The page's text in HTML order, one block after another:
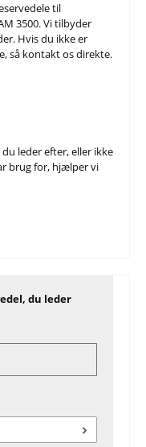
til
3500. Vi tilbyder
Hvis du ikke er
så kontakt os direkte.
leder efter, eller ikke
brug for, hjælper vi
du leder